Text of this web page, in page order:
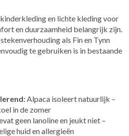
en lichte kleding voor
en duurzaamheid belangrijk zijn.
als Fin en Tynn
te gebruiken is in bestaande
Alpaca isoleert natuurlijk –
in de zomer
geen lanoline en jeukt niet –
huid en allergieën